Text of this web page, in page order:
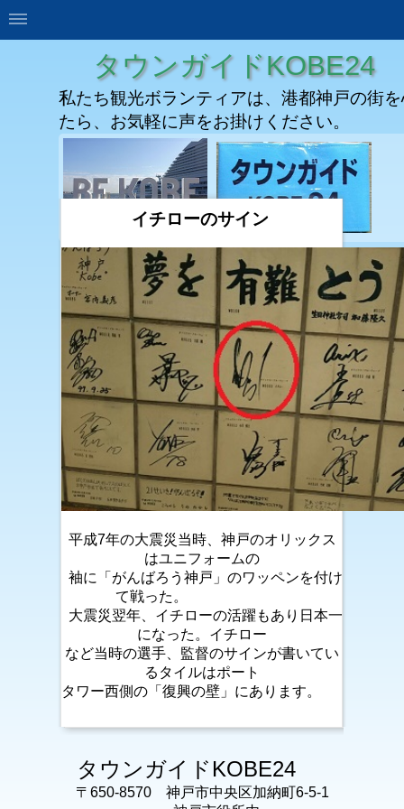
タウンガイドKOBE24
私たち観光ボランティアは、港都神戸の街
たら、お気軽に声をお掛けください。
イチローのサイン
平成7年の大震災当時、神戸のオリックス
はユニフォームの
袖に「がんばろう神戸」のワッペンを付け
て戦った。
大震災翌年、イチローの活躍もあり日本一
になった。イチロー
など当時の選手、監督のサインが書いてい
るタイルはポート
タワー西側の「復興の壁」にあります。
タウンガイドKOBE24
〒650-8570 神戸市中央区加納町6-5-1